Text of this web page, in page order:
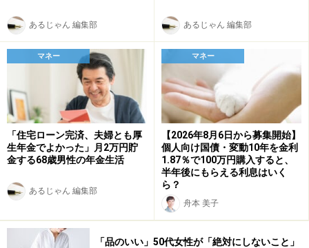
あるじゃん 編集部 あるじゃん 編集部
マネー
「住宅ローン完済、夫婦とも厚
生年金でよかった」月2万円貯
金する68歳男性の年金生活
あるじゃん 編集部
マネー
【2026年8月6日から募集開始】
個人向け国債・変動10年を金利
1.87％で100万円購入すると、
半年後にもらえる利息はいく
ら？
舟本 美子
「品のいい」50代女性が「絶対にしないこと」